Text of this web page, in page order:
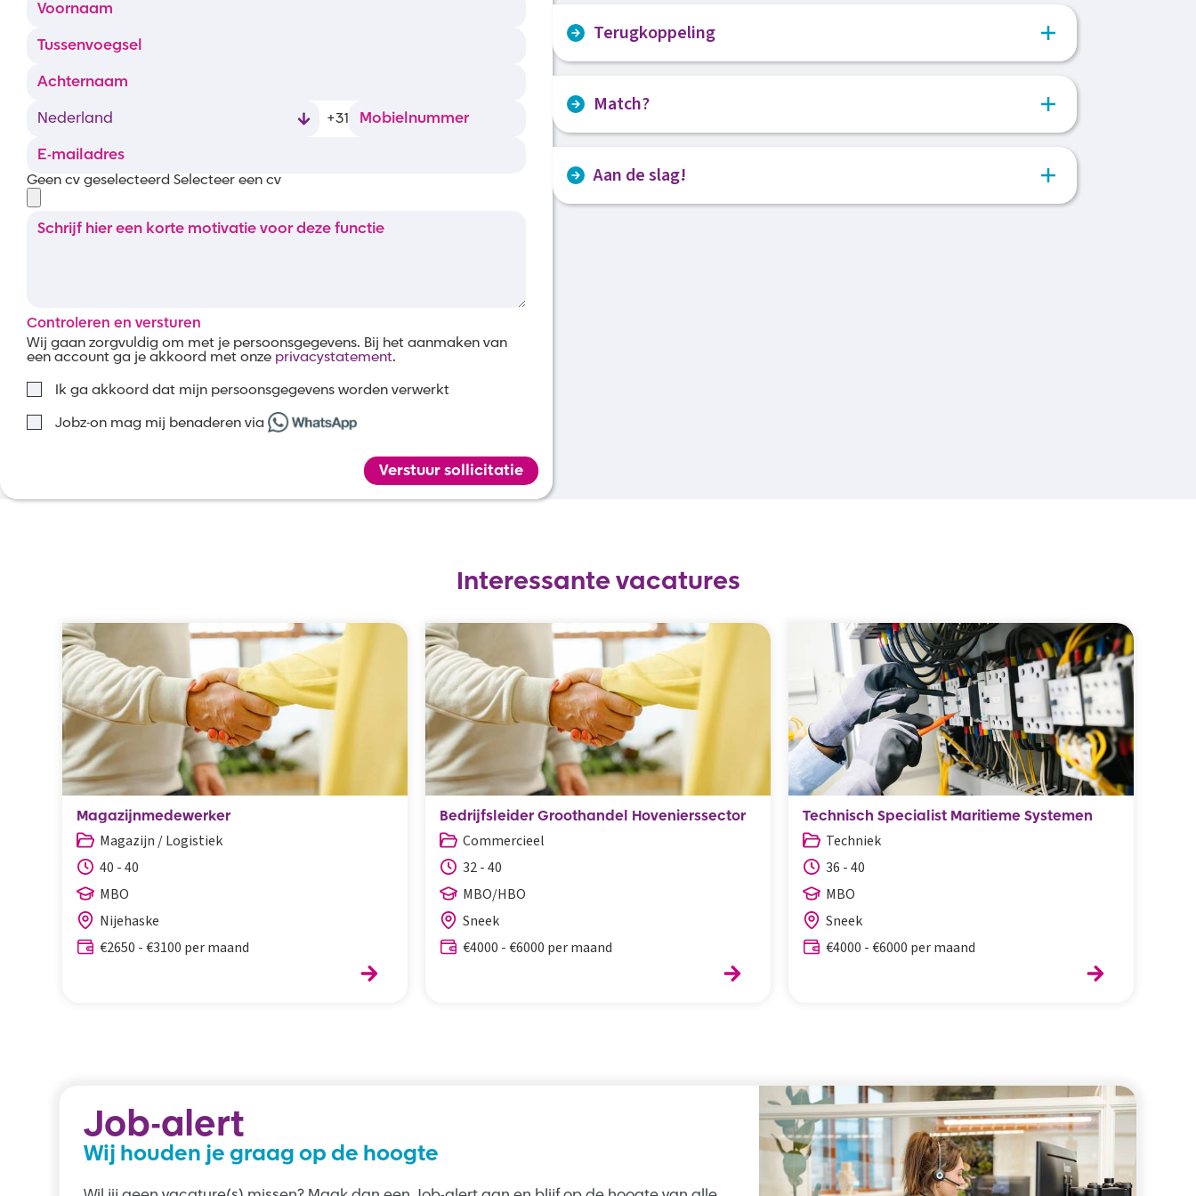
+31
Geen cv geselecteerd Selecteer een cv
Controleren en versturen
Wij gaan zorgvuldig om met je persoonsgegevens. Bij het aanmaken van
een account ga je akkoord met onze privacystatement.
Ik ga akkoord dat mijn persoonsgegevens worden verwerkt
Jobz-on mag mij benaderen via
Verstuur sollicitatie
kennen en vertellen jou meteen meer over de vacature. Bij een goed
gesprek ga jij daarna in gesprek met onze opdrachtgever om kennis te
Terugkoppeling
verlopen is en wat de ervaringen zijn.
Match?
gemaakt.
Aan de slag!
Interessante vacatures
Magazijnmedewerker
Magazijn / Logistiek
40 - 40
MBO
Nijehaske
€2650 - €3100 per maand
Bedrijfsleider Groothandel Hovenierssector
Commercieel
32 - 40
MBO/HBO
Sneek
€4000 - €6000 per maand
Technisch Specialist Maritieme Systemen
Techniek
36 - 40
MBO
Sneek
€4000 - €6000 per maand
Job-alert
Wij houden je graag op de hoogte